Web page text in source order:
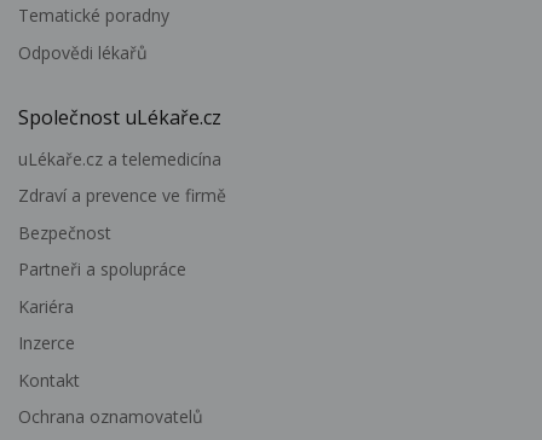
Tematické poradny
Odpovědi lékařů
Společnost uLékaře.cz
uLékaře.cz a telemedicína
Zdraví a prevence ve firmě
Bezpečnost
Partneři a spolupráce
Kariéra
Inzerce
Kontakt
Ochrana oznamovatelů